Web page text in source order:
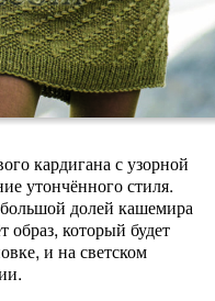
кардигана с узорной
утончённого стиля.
долей кашемира
образ, который будет
и на светском